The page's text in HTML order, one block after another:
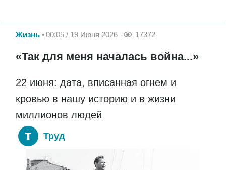
Жизнь 00:05 / 19 Июня 2026 17372
«Так для меня началась война...»
22 июня: дата, вписанная огнем и
кровью в нашу историю и в жизни
миллионов людей
Труд